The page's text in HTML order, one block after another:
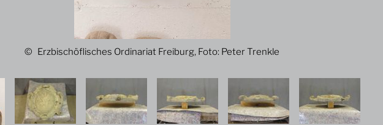
Erzbischöflisches Ordinariat Freiburg, Foto: Peter Trenkle